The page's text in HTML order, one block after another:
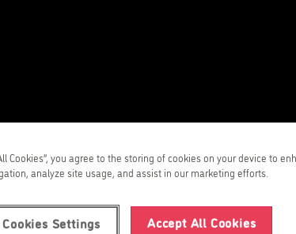
Cookies”, you agree to the storing of cookies on your device to
analyze site usage, and assist in our marketing efforts.
Accept All Cookies
Cookies Settings